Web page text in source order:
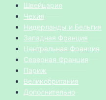
Швейцария
Чехия
Нидерланды и Бельгия
Западная Франция
Центральная Франция
Северная Франция
Париж
Великобритания
Дополнительно